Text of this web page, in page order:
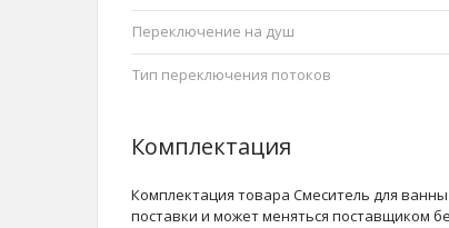
Переключение на душ
Тип переключения потоков
Комплектация
Комплектация товара Смеситель для
поставки и может меняться поставщиком